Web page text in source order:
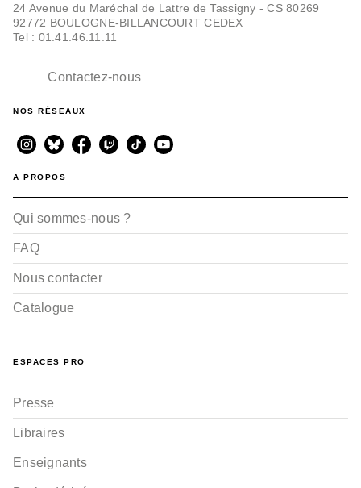
24 Avenue du Maréchal de Lattre de Tassigny - CS 80269
92772 BOULOGNE-BILLANCOURT CEDEX
Tel : 01.41.46.11.11
Contactez-nous
NOS RÉSEAUX
A PROPOS
Qui sommes-nous ?
FAQ
Nous contacter
Catalogue
ESPACES PRO
Presse
Libraires
Enseignants